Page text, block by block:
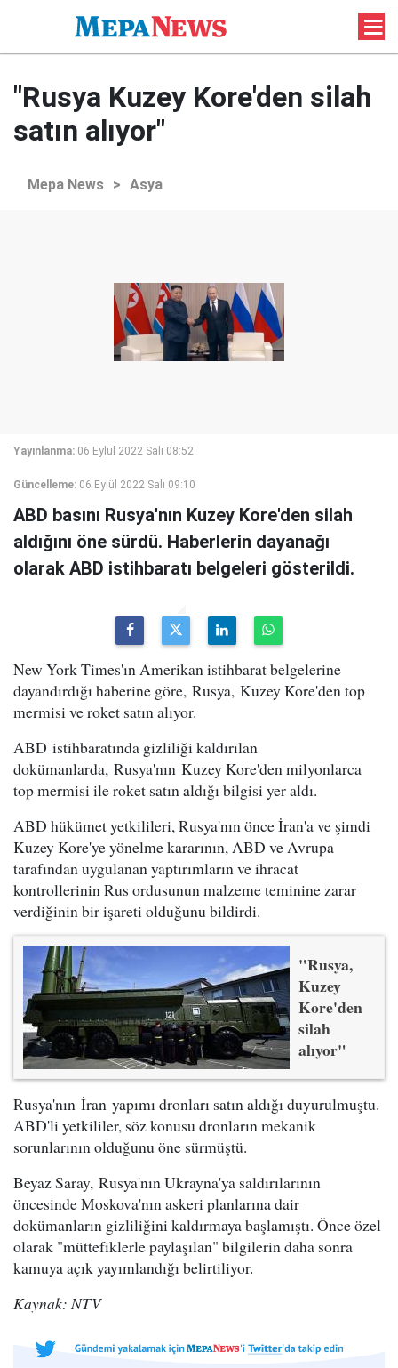
"Rusya Kuzey Kore'den silah
satın alıyor"
Mepa News > Asya
Yayınlanma: 06 Eylül 2022 Salı 08:52
Güncelleme: 06 Eylül 2022 Salı 09:10
ABD basını Rusya'nın Kuzey Kore'den silah
aldığını öne sürdü. Haberlerin dayanağı
olarak ABD istihbaratı belgeleri gösterildi.
New York Times'ın Amerikan istihbarat belgelerine
dayandırdığı haberine göre, Rusya, Kuzey Kore'den top
mermisi ve roket satın alıyor.
ABD istihbaratında gizliliği kaldırılan
dokümanlarda, Rusya'nın Kuzey Kore'den milyonlarca
top mermisi ile roket satın aldığı bilgisi yer aldı.
ABD hükümet yetkilileri, Rusya'nın önce İran'a ve şimdi
Kuzey Kore'ye yönelme kararının, ABD ve Avrupa
tarafından uygulanan yaptırımların ve ihracat
kontrollerinin Rus ordusunun malzeme teminine zarar
verdiğinin bir işareti olduğunu bildirdi.
"Rusya,
Kuzey
Kore'den
silah
alıyor"
Rusya'nın İran yapımı dronları satın aldığı duyurulmuştu.
ABD'li yetkililer, söz konusu dronların mekanik
sorunlarının olduğunu öne sürmüştü.
Beyaz Saray, Rusya'nın Ukrayna'ya saldırılarının
öncesinde Moskova'nın askeri planlarına dair
dokümanların gizliliğini kaldırmaya başlamıştı. Önce özel
olarak "müttefiklerle paylaşılan" bilgilerin daha sonra
kamuya açık yayımlandığı belirtiliyor.
Kaynak: NTV